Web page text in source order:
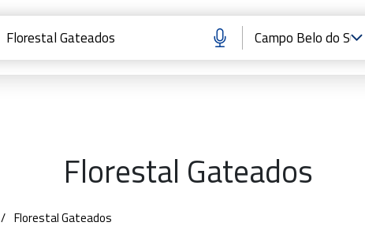
Florestal Gateados
Florestal Gateados